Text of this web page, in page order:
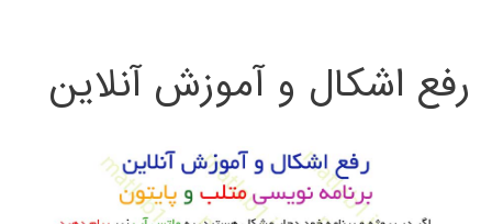
ج
رفع اشکال و آموزش آنلاین